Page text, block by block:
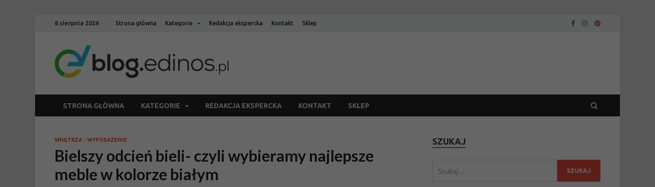
8 sierpnia 2026 Strona główna Kategorie Redakcja ekspercka Kontakt Sklep
STRONA GŁÓWNA KATEGORIE REDAKCJA EKSPERCKA KONTAKT SKLEP
WNĘTRZA / WYPOSAŻENIE
Bielszy odcień bieli- czyli wybieramy najlepsze
meble w kolorze białym
SZUKAJ